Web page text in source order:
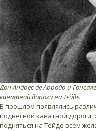
Дон Андрес де Арройо-и-
канатной дороги на Тейде.
В прошлом появлялись
подвесной канатной
подняться на Тейде всем